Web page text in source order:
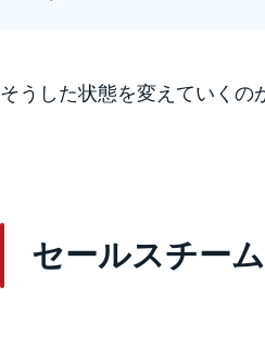
そうした状態を変えていくの
セールスチー